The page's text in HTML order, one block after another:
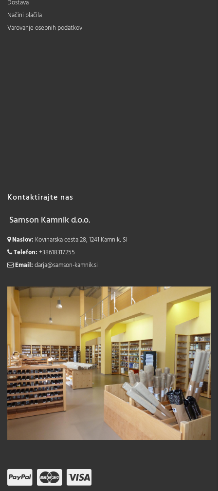
Dostava
Načini plačila
Varovanje osebnih podatkov
Kontaktirajte nas
Samson Kamnik d.o.o.
Naslov: Kovinarska cesta 28, 1241 Kamnik, SI
Telefon:+38618317255
Email:darja@samson-kamnik.si